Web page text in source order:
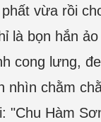
vừa rồi
là bọn hắn
cong lưng,
nhìn chằm
"Chu Hàm